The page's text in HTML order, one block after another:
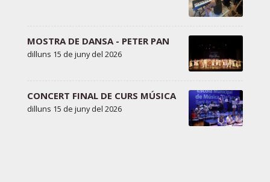
MOSTRA DE DANSA - PETER PAN
dilluns 15 de juny del 2026
CONCERT FINAL DE CURS MÚSICA
dilluns 15 de juny del 2026